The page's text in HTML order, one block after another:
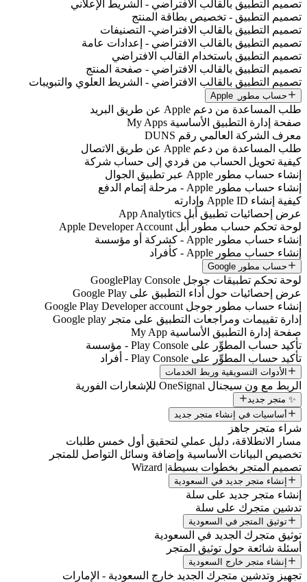
تصميم التطبيق بالقالب الافتراضي - الشريط الإعلاني
تصميم التطبيق - تخصيص بطاقة المنتج
تصميم التطبيق بالقالب الافتراضي- التصنيفات
تصميم التطبيق بالقالب الافتراضي - إعدادات عامة
تصميم التطبيق باستخدام القالب الافتراضي
تصميم التطبيق بالقالب الافتراضي - صفحة المنتج
تصميم التطبيق بالقالب الافتراضي - الشريط العلوي والتبويبات
حساب مطور ِ Apple
طلب المساعدة من دعم Apple عن طريق البريد
صفحة إدارة التطبيق الأساسية My Apps
معرف الشركة العالمي رقم DUNS
طلب المساعدة من دعم Apple عن طريق الاتصال
كيفية تحويل الحساب من فردي إلى حساب شركة
إنشاء حساب مطور Apple عبر تطبيق الجوال
إنشاء حساب مطور Apple - مرحلة إتمام الدفع
كيفية إنشاء Apple ID وإدارته
عرض إحصائيات تطبيق أبل App Analytics
لوحة تحكم حساب مطور أبل Apple Developer Account
إنشاء حساب مطور Apple - كشركة أو مؤسسة
إنشاء حساب مطور Apple - كأفراد
حساب مطور Google
لوحة تحكم تطبيقات جوجل GooglePlay Console
عرض إحصائيات حول أداء التطبيق على Google Play
إنشاء حساب مطور جوجل Google Play Developer account
إدارة تقييمات ومراجعات التطبيق على متجر Google play
صفحة إدارة التطبيق الأساسية My App
تأكيد حساب المطوِّر على Play Console - مؤسسة
تأكيد حساب المطوِّر على Play Console - أفراد
الأدوات التسويقية وربط الخدمات
الربط مع ون سيجنال OneSignal للإشعارات الفورية
✨ متجر جديد
أساسيات في إنشاء متجر جديد
شراء متجر جاهز
مسار الانطلاقة، دليل عملي لتحقيق أول خمس طلبات
تخصيص البيانات الأساسية وإضافة وسائل التواصل للمتجر
تصميم المتجر بخطوات بسيطة| Wizard
إنشاء متجر جديد في السعودية
إنشاء متجر جديد على سلة
تدشين متجرك على سلة
توثيق المتجر في السعودية
توثيق متجرك الجديد في السعودية
أسئلة شائعة حول توثيق المتجر
إنشاء متجر خارج السعودية
تجهيز وتدشين متجرك الجديد خارج السعودية - الإمارات